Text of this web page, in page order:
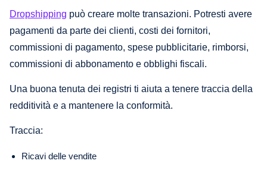
Dropshipping può creare molte transazioni. Potresti avere
pagamenti da parte dei clienti, costi dei fornitori,
commissioni di pagamento, spese pubblicitarie, rimborsi,
commissioni di abbonamento e obblighi fiscali.
Una buona tenuta dei registri ti aiuta a tenere traccia della
redditività e a mantenere la conformità.
Traccia:
Ricavi delle vendite